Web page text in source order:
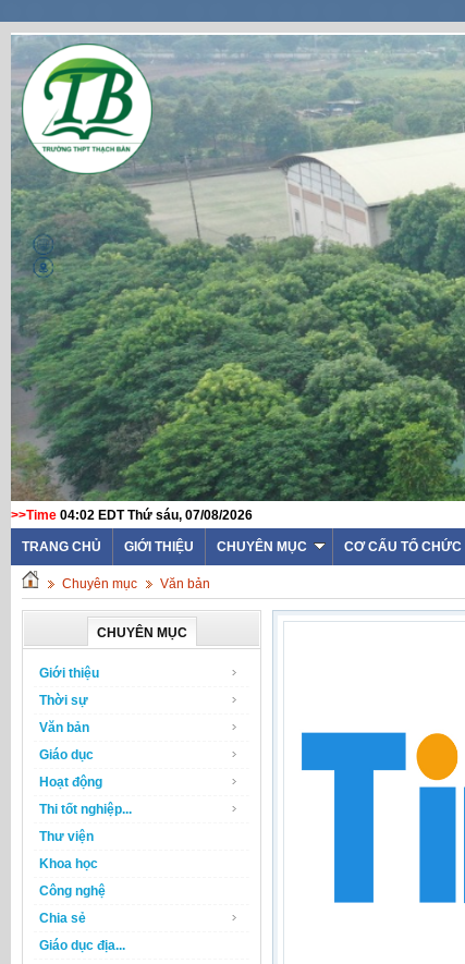
>>Time 04:02 EDT Thứ sáu, 07/08/2026
TRANG CHỦ
GIỚI THIỆU CHUYÊN MỤC CƠ CẤU TỔ CHỨC
Chuyên mục Văn bản
CHUYÊN MỤC
Giới thiệu
Thời sự
Văn bản
Giáo dục
Hoạt động
Thi tốt nghiệp...
Thư viện
Khoa học
Công nghệ
Chia sẻ
Giáo dục địa...